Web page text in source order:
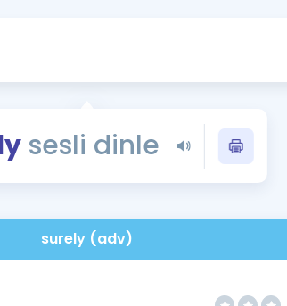
Tüm ÖSYM
YDS - YÖKDİL
İngilizce Gramer
sesli dinle
surely (adv)